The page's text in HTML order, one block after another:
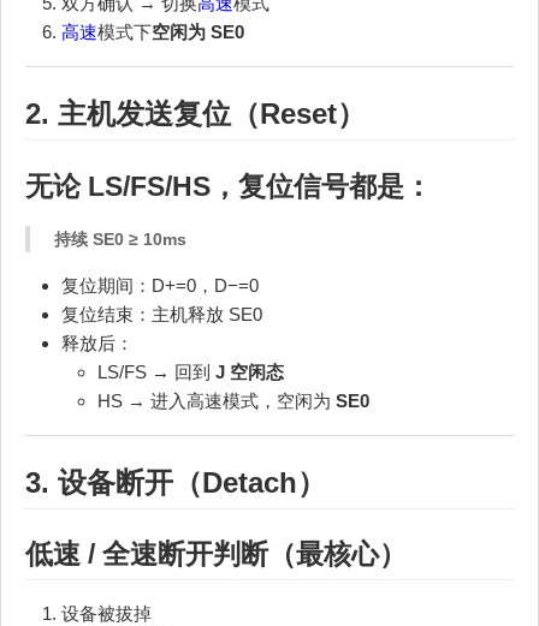
高速模式下空闲为 SE0
2. 主机发送复位（Reset）
无论 LS/FS/HS，复位信号都是：
持续 SE0 ≥ 10ms
复位期间：D+=0，D−=0
复位结束：主机释放 SE0
释放后：
LS/FS → 回到 J 空闲态
HS → 进入高速模式，空闲为 SE0
3. 设备断开（Detach）
低速 / 全速断开判断（最核心）
设备被拔掉